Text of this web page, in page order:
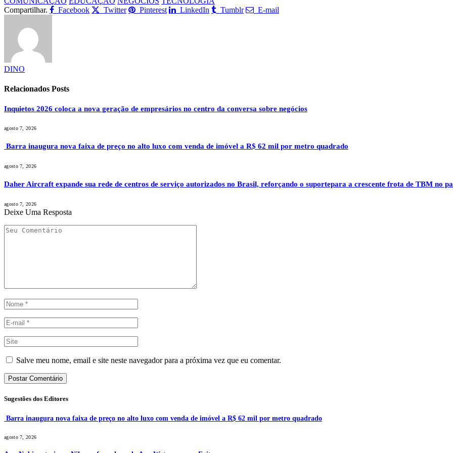
Compartilhar.
Facebook Twitter Pinterest LinkedIn Tumblr E-mail
DINO
Relacionados Posts
Inquietos 2026 coloca a nova geração de empresários no centro da conversa sobre negócios
agosto 7, 2026
Barra inaugura nova faixa de preço no alto luxo com venda de imóvel a R$ 62 mil por metro quadrado
agosto 7, 2026
Daher Aircraft expande sua rede de centros de serviço autorizados no Brasil, reforçando o suportepara a crescente frota de TBM no
agosto 7, 2026
Deixe Uma Resposta
Salve meu nome, email e site neste navegador para a próxima vez que eu comentar.
Sugestões dos Editores
Barra inaugura nova faixa de preço no alto luxo com venda de imóvel a R$ 62 mil por metro quadrado
agosto 7, 2026